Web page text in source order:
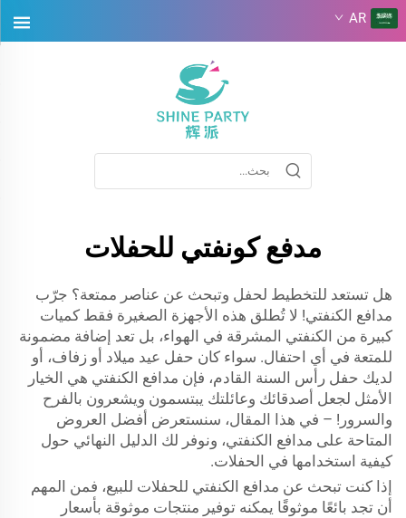
AR
مدفع كونفتي للحفلات
هل تستعد للتخطيط لحفل وتبحث عن عناصر ممتعة؟ جرّب
مدافع الكنفتي! لا تُطلق هذه الأجهزة الصغيرة فقط كميات
كبيرة من الكنفتي المشرقة في الهواء، بل تعد إضافة مضمونة
للمتعة في أي احتفال. سواء كان حفل عيد ميلاد أو زفاف، أو
لديك حفل رأس السنة القادم، فإن مدافع الكنفتي هي الخيار
الأمثل لجعل أصدقائك وعائلتك يبتسمون ويشعرون بالفرح
والسرور! – في هذا المقال، سنستعرض أفضل العروض
المتاحة على مدافع الكنفتي، ونوفر لك الدليل النهائي حول
كيفية استخدامها في الحفلات.
إذا كنت تبحث عن مدافع الكنفتي للحفلات للبيع، فمن المهم
أن تجد بائعًا موثوقًا يمكنه توفير منتجات موثوقة بأسعار